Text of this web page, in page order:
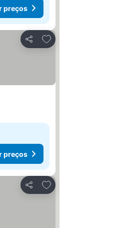
preços
Partilhar
Adicionar aos favoritos
preços
Partilhar
Adicionar aos favoritos